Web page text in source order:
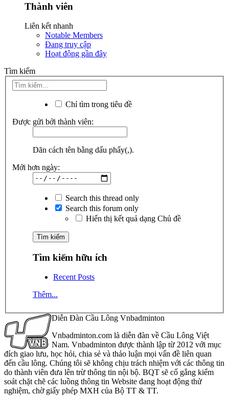
Thành viên
Liên kết nhanh
Notable Members
Đang truy cập
Hoạt động gần đây
Tìm kiếm
Chỉ tìm trong tiêu đề
Được gửi bởi thành viên:
Dãn cách tên bằng dấu phẩy(,).
Mới hơn ngày:
Search this thread only
Search this forum only
Hiển thị kết quả dạng Chủ đề
Tìm kiếm hữu ích
Recent Posts
Thêm...
Diễn Đàn Cầu Lông Vnbadminton
Vnbadminton.com là diễn đàn về Cầu Lông Việt
Nam. Vnbadminton được thành lập từ 2012 với mục
đích giao lưu, học hỏi, chia sẻ và thảo luận mọi vấn đề liên quan
đến cầu lông. Chúng tôi sẽ không chịu trách nhiệm với các thông tin
do thành viên đưa lên trừ thông tin nội bộ. BQT sẽ cố gắng kiểm
soát chặt chẽ các luồng thông tin Website đang hoạt động thử
nghiệm, chờ giấy phép MXH của Bộ TT & TT.